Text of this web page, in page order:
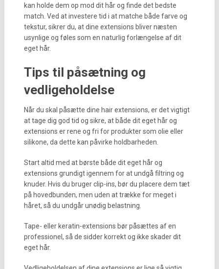
kan holde dem op mod dit hår og finde det bedste
match. Ved at investere tid i at matche både farve og
tekstur, sikrer du, at dine extensions bliver næsten
usynlige og føles som en naturlig forlængelse af dit
eget hår.
Tips til påsætning og
vedligeholdelse
Når du skal påsætte dine hair extensions, er det vigtigt
at tage dig god tid og sikre, at både dit eget hår og
extensions er rene og fri for produkter som olie eller
silikone, da dette kan påvirke holdbarheden.
Start altid med at børste både dit eget hår og
extensions grundigt igennem for at undgå filtring og
knuder. Hvis du bruger clip-ins, bør du placere dem tæt
på hovedbunden, men uden at trække for meget i
håret, så du undgår unødig belastning.
Tape- eller keratin-extensions bør påsættes af en
professionel, så de sidder korrekt og ikke skader dit
eget hår.